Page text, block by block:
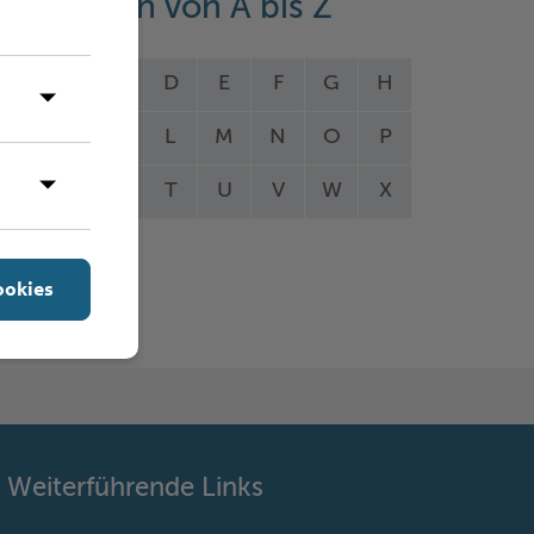
Leistungen von A bis Z
D E F G H
I J L M N O P
T U V W X
Weiterführende Links